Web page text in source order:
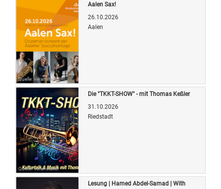
Quelle: Veranstalter
Aalen Sax!
26.10.2026
Aalen
Quelle: Veranstalter
Die "TKKT-SHOW" - mit Thomas Keßler
31.10.2026
Riedstadt
Lesung | Hamed Abdel-Samad | With